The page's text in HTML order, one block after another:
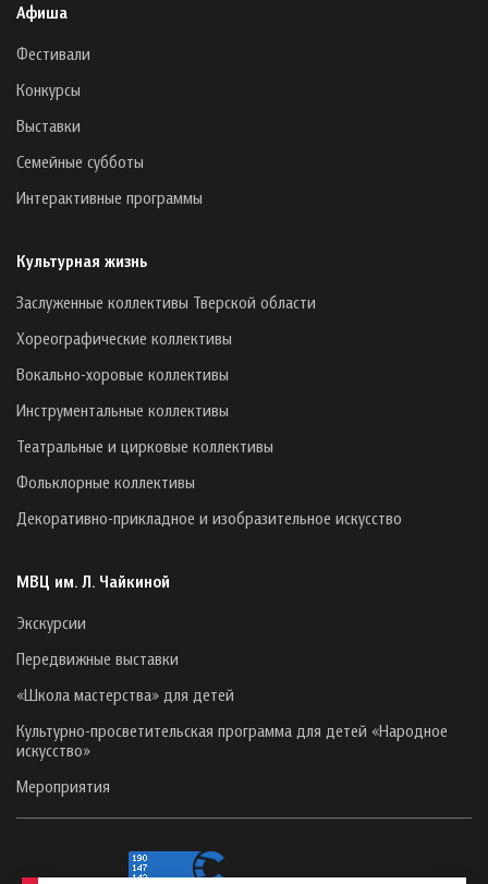
Афиша
Фестивали
Конкурсы
Выставки
Семейные субботы
Интерактивные программы
Культурная жизнь
Заслуженные коллективы Тверской области
Хореографические коллективы
Вокально-хоровые коллективы
Инструментальные коллективы
Театральные и цирковые коллективы
Фольклорные коллективы
Декоративно-прикладное и изобразительное искусство
МВЦ им. Л. Чайкиной
Экскурсии
Передвижные выставки
«Школа мастерства» для детей
Культурно-просветительская программа для детей «Народное
искусство»
Мероприятия